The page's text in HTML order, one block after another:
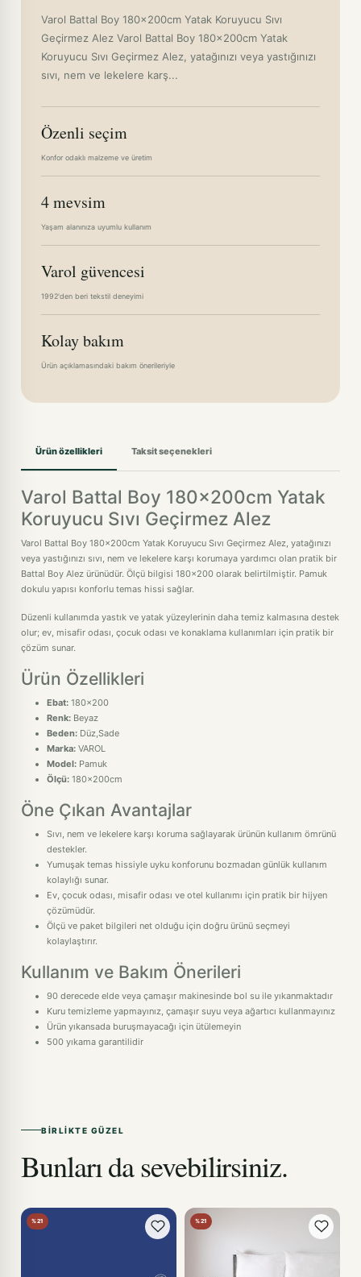
Varol Battal Boy 180x200cm Yatak Koruyucu Sıvı
Geçirmez Alez Varol Battal Boy 180x200cm Yatak
Koruyucu Sıvı Geçirmez Alez, yatağınızı veya yastığınızı
sıvı, nem ve lekelere karş...
Özenli seçim
Konfor odaklı malzeme ve üretim
4 mevsim
Yaşam alanınıza uyumlu kullanım
Varol güvencesi
1992'den beri tekstil deneyimi
Kolay bakım
Ürün açıklamasındaki bakım önerileriyle
Ürün özellikleri Taksit seçenekleri
Varol Battal Boy 180x200cm Yatak
Koruyucu Sıvı Geçirmez Alez
Varol Battal Boy 180x200cm Yatak Koruyucu Sıvı Geçirmez Alez, yatağınızı
veya yastığınızı sıvı, nem ve lekelere karşı korumaya yardımcı olan pratik bir
Battal Boy Alez ürünüdür. Ölçü bilgisi 180x200 olarak belirtilmiştir. Pamuk
dokulu yapısı konforlu temas hissi sağlar.
Düzenli kullanımda yastık ve yatak yüzeylerinin daha temiz kalmasına destek
olur; ev, misafir odası, çocuk odası ve konaklama kullanımları için pratik bir
çözüm sunar.
Ürün Özellikleri
Ebat: 180x200
Renk: Beyaz
Beden: Düz,Sade
Marka: VAROL
Model: Pamuk
Ölçü: 180x200cm
Öne Çıkan Avantajlar
Sıvı, nem ve lekelere karşı koruma sağlayarak ürünün kullanım ömrünü
destekler.
Yumuşak temas hissiyle uyku konforunu bozmadan günlük kullanım
kolaylığı sunar.
Ev, çocuk odası, misafir odası ve otel kullanımı için pratik bir hijyen
çözümüdür.
Ölçü ve paket bilgileri net olduğu için doğru ürünü seçmeyi
kolaylaştırır.
Kullanım ve Bakım Önerileri
90 derecede elde veya çamaşır makinesinde bol su ile yıkanmaktadır
Kuru temizleme yapmayınız, çamaşır suyu veya ağartıcı kullanmayınız
Ürün yıkansada buruşmayacağı için ütülemeyin
500 yıkama garantilidir
BIRLIKTE GÜZEL
Bunları da sevebilirsiniz.
%21 %21